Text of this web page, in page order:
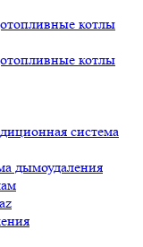
котлы
котлы
система
дымоудаления